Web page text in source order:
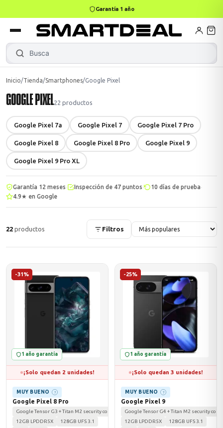
4,9 · +800 reseñas Google
Busca
Gamer
Apple
ASUS
ACER
MacBook Air
→
→
Mini PC
→
Inicio/Tienda/Smartphones/Google Pixel
GOOGLE PIXEL22 productos
Google Pixel 7a Google Pixel 7 Google Pixel 7 Pro
Google Pixel 8 Google Pixel 8 Pro Google Pixel 9
Google Pixel 9 Pro XL
Garantía 12 meses Inspección de 47 puntos 10 días de prueba
4.9★ en Google
22 productos Filtros
-31%
1 año garantía
¡Solo quedan 2 unidades!
MUY BUENO ?
Google Pixel 8 Pro
Google Tensor G3 + Titan M2 security coprocessor
12GB LPDDR5X
128GB UFS 3.1
-25%
1 año garantía
¡Solo quedan 3 unidades!
MUY BUENO ?
Google Pixel 9
Google Tensor G4 + Titan M2 security
12GB LPDDR5X
128GB UFS 3.1